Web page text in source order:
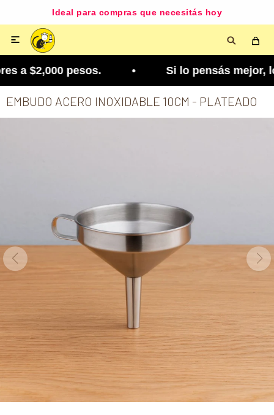
Ideal para compras que necesitás hoy

a $2,000 pesos. • Si lo pensás mejor, lo
EMBUDO ACERO INOXIDABLE 10CM - PLATEADO